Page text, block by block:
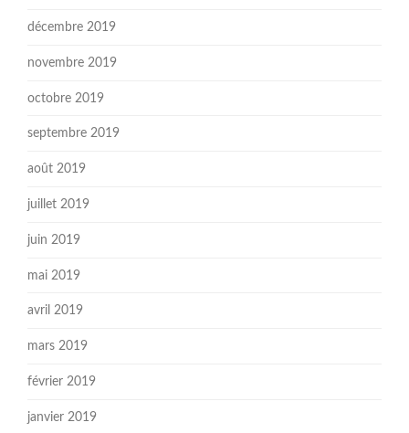
décembre 2019
novembre 2019
octobre 2019
septembre 2019
août 2019
juillet 2019
juin 2019
mai 2019
avril 2019
mars 2019
février 2019
janvier 2019